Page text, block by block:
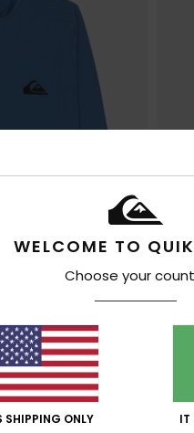
WELCOME TO
Choose your
SHIPPING ONLY IT